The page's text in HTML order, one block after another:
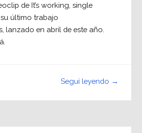
de It’s working, single
último trabajo
lanzado en abril de este año.
Seguí leyendo →